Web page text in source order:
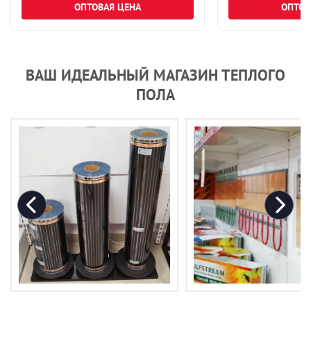
ОПТОВАЯ ЦЕНА
ВАШ ИДЕАЛЬНЫЙ МАГАЗИН ТЕПЛОГО
ПОЛА